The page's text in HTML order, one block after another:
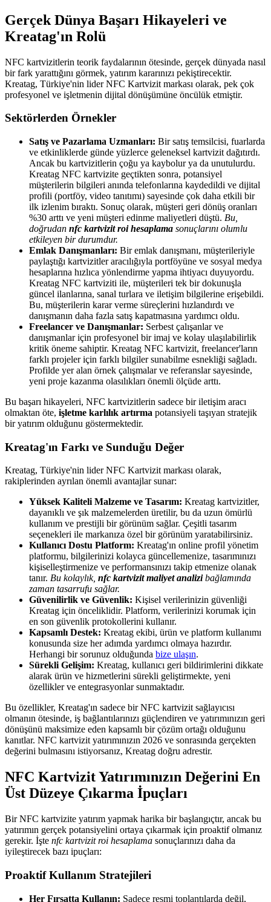
Gerçek Dünya Başarı Hikayeleri ve
Kreatag'ın Rolü
NFC kartvizitlerin teorik faydalarının ötesinde, gerçek dünyada nasıl
bir fark yarattığını görmek, yatırım kararınızı pekiştirecektir.
Kreatag, Türkiye'nin lider NFC Kartvizit markası olarak, pek çok
profesyonel ve işletmenin dijital dönüşümüne öncülük etmiştir.
Sektörlerden Örnekler
Satış ve Pazarlama Uzmanları: Bir satış temsilcisi, fuarlarda
ve etkinliklerde günde yüzlerce geleneksel kartvizit dağıtırdı.
Ancak bu kartvizitlerin çoğu ya kaybolur ya da unutulurdu.
Kreatag NFC kartvizite geçtikten sonra, potansiyel
müşterilerin bilgileri anında telefonlarına kaydedildi ve dijital
profili (portföy, video tanıtımı) sayesinde çok daha etkili bir
ilk izlenim bıraktı. Sonuç olarak, müşteri geri dönüş oranları
%30 arttı ve yeni müşteri edinme maliyetleri düştü. Bu,
doğrudan nfc kartvizit roi hesaplama sonuçlarını olumlu
etkileyen bir durumdur.
Emlak Danışmanları: Bir emlak danışmanı, müşterileriyle
paylaştığı kartvizitler aracılığıyla portföyüne ve sosyal medya
hesaplarına hızlıca yönlendirme yapma ihtiyacı duyuyordu.
Kreatag NFC kartviziti ile, müşterileri tek bir dokunuşla
güncel ilanlarına, sanal turlara ve iletişim bilgilerine erişebildi.
Bu, müşterilerin karar verme süreçlerini hızlandırdı ve
danışmanın daha fazla satış kapatmasına yardımcı oldu.
Freelancer ve Danışmanlar: Serbest çalışanlar ve
danışmanlar için profesyonel bir imaj ve kolay ulaşılabilirlik
kritik öneme sahiptir. Kreatag NFC kartvizit, freelancer'ların
farklı projeler için farklı bilgiler sunabilme esnekliği sağladı.
Profilde yer alan örnek çalışmalar ve referanslar sayesinde,
yeni proje kazanma olasılıkları önemli ölçüde arttı.
Bu başarı hikayeleri, NFC kartvizitlerin sadece bir iletişim aracı
olmaktan öte, işletme karlılık artırma potansiyeli taşıyan stratejik
bir yatırım olduğunu göstermektedir.
Kreatag'ın Farkı ve Sunduğu Değer
Kreatag, Türkiye'nin lider NFC Kartvizit markası olarak,
rakiplerinden ayrılan önemli avantajlar sunar:
Yüksek Kaliteli Malzeme ve Tasarım: Kreatag kartvizitler,
dayanıklı ve şık malzemelerden üretilir, bu da uzun ömürlü
kullanım ve prestijli bir görünüm sağlar. Çeşitli tasarım
seçenekleri ile markanıza özel bir görünüm yaratabilirsiniz.
Kullanıcı Dostu Platform: Kreatag'ın online profil yönetim
platformu, bilgilerinizi kolayca güncellemenize, tasarımınızı
kişiselleştirmenize ve performansınızı takip etmenize olanak
tanır. Bu kolaylık, nfc kartvizit maliyet analizibağlamında
zaman tasarrufu sağlar.
Güvenilirlik ve Güvenlik: Kişisel verilerinizin güvenliği
Kreatag için önceliklidir. Platform, verilerinizi korumak için
en son güvenlik protokollerini kullanır.
Kapsamlı Destek: Kreatag ekibi, ürün ve platform kullanımı
konusunda size her adımda yardımcı olmaya hazırdır.
Herhangi bir sorunuz olduğunda bize ulaşın.
Sürekli Gelişim: Kreatag, kullanıcı geri bildirimlerini dikkate
alarak ürün ve hizmetlerini sürekli geliştirmekte, yeni
özellikler ve entegrasyonlar sunmaktadır.
Bu özellikler, Kreatag'ın sadece bir NFC kartvizit sağlayıcısı
olmanın ötesinde, iş bağlantılarınızı güçlendiren ve yatırımınızın geri
dönüşünü maksimize eden kapsamlı bir çözüm ortağı olduğunu
kanıtlar. NFC kartvizit yatırımınızın 2026 ve sonrasında gerçekten
değerini bulmasını istiyorsanız, Kreatag doğru adrestir.
NFC Kartvizit Yatırımınızın Değerini En
Üst Düzeye Çıkarma İpuçları
Bir NFC kartvizite yatırım yapmak harika bir başlangıçtır, ancak bu
yatırımın gerçek potansiyelini ortaya çıkarmak için proaktif olmanız
gerekir. İşte nfc kartvizit roi hesaplama sonuçlarınızı daha da
iyileştirecek bazı ipuçları:
Proaktif Kullanım Stratejileri
Her Fırsatta Kullanın: Sadece resmi toplantılarda değil,